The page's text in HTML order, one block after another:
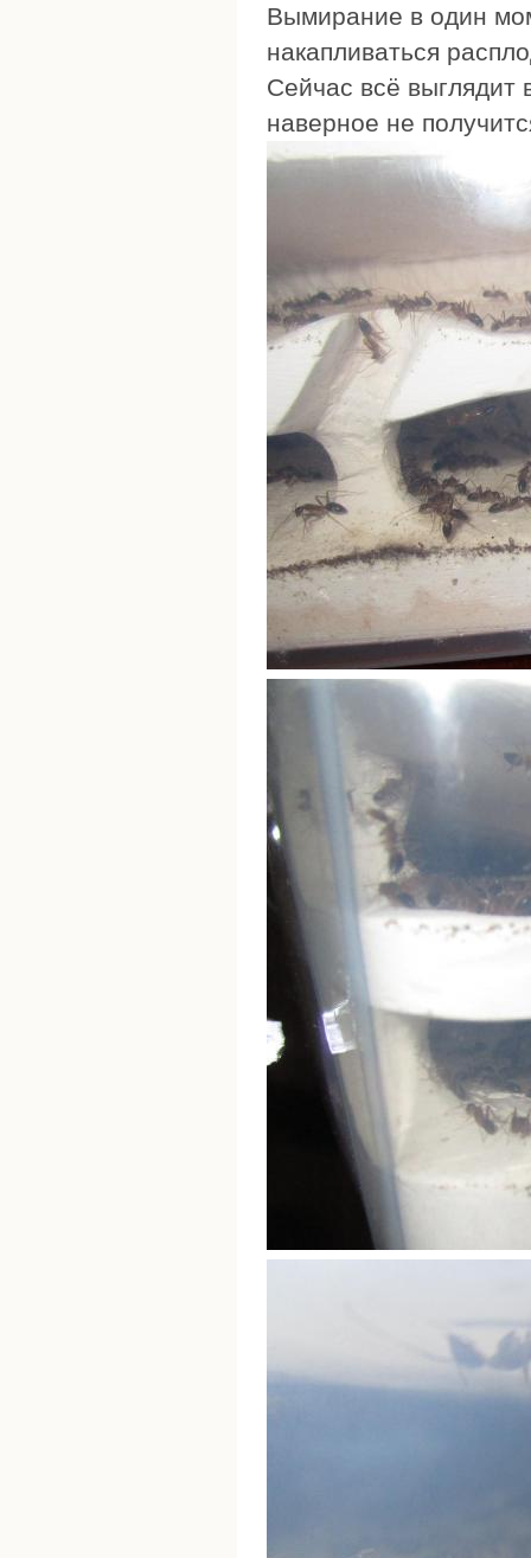
Вымирание в один
накапливаться
Сейчас всё выглядит
наверное не